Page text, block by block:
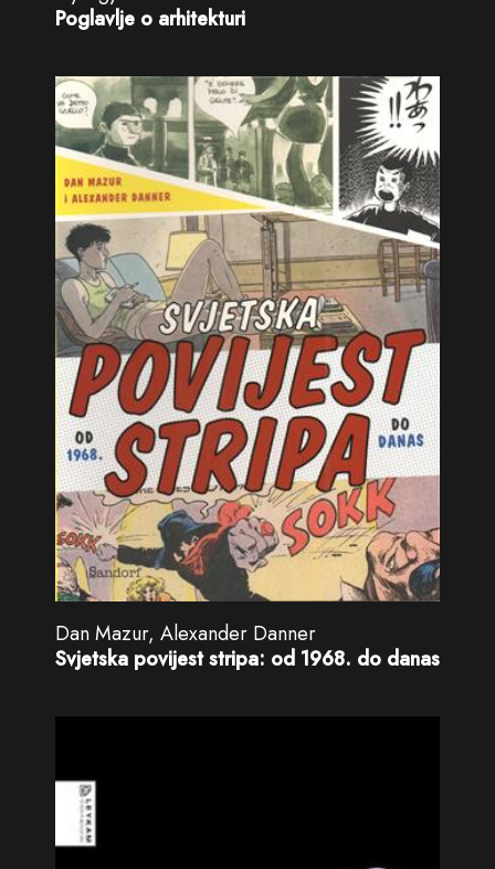
Poglavlje o arhitekturi
Dan Mazur, Alexander Danner
Svjetska povijest stripa: od 1968. do danas